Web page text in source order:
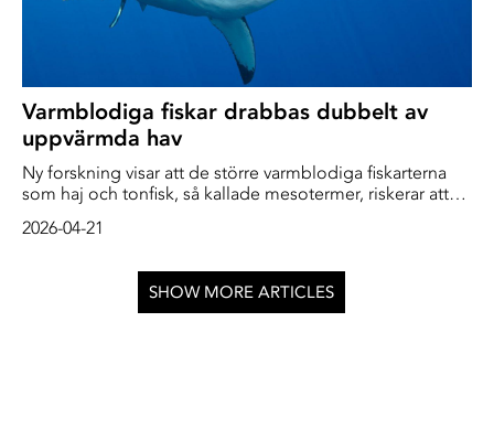
Varmblodiga fiskar drabbas dubbelt av
uppvärmda hav
Ny forskning visar att de större varmblodiga fiskarterna
som haj och tonfisk, så kallade mesotermer, riskerar att
2026-04-21
SHOW MORE ARTICLES